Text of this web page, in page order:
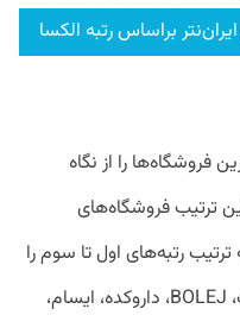
براساس رتبه الکسا
فروشگاه‌ها را از نگاه
ترتیب فروشگاه‌های
ترتیب رتبه‌های اول تا سوم را
در این زمینه کسب‌ کرده‌اند. ابزارمارکت، BOLEJ، داروکده، ایسام،